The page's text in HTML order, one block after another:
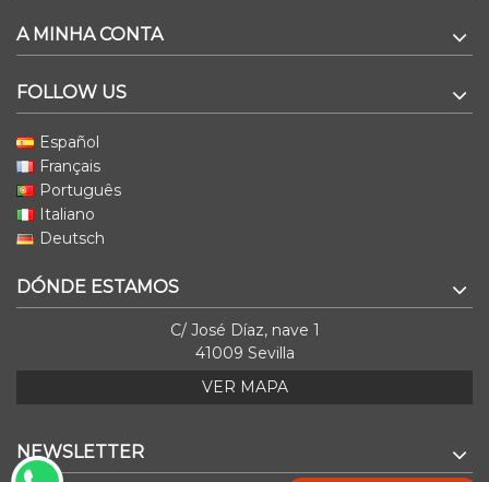
A MINHA CONTA
FOLLOW US
Español
Français
Português
Italiano
Deutsch
DÓNDE ESTAMOS
C/ José Díaz, nave 1
41009 Sevilla
VER MAPA
NEWSLETTER